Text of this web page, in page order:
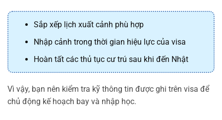
Sắp xếp lịch xuất cảnh phù hợp
Nhập cảnh trong thời gian hiệu lực của visa
Hoàn tất các thủ tục cư trú sau khi đến Nhật
Vì vậy, bạn nên kiểm tra kỹ thông tin được ghi trên visa để
chủ động kế hoạch bay và nhập học.